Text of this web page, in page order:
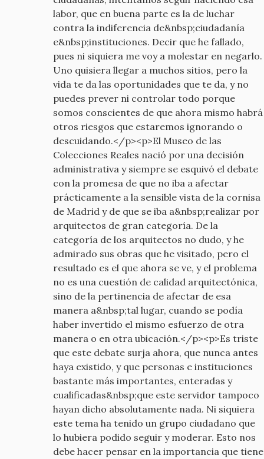
labor, que en buena parte es la de luchar
contra la indiferencia de&nbsp;ciudadanía
e&nbsp;instituciones. Decir que he fallado,
pues ni siquiera me voy a molestar en negarlo.
Uno quisiera llegar a muchos sitios, pero la
vida te da las oportunidades que te da, y no
puedes prever ni controlar todo porque
somos conscientes de que ahora mismo habrá
otros riesgos que estaremos ignorando o
descuidando.</p><p>El Museo de las
Colecciones Reales nació por una decisión
administrativa y siempre se esquivó el debate
con la promesa de que no iba a afectar
prácticamente a la sensible vista de la cornisa
de Madrid y de que se iba a&nbsp;realizar por
arquitectos de gran categoría. De la
categoría de los arquitectos no dudo, y he
admirado sus obras que he visitado, pero el
resultado es el que ahora se ve, y el problema
no es una cuestión de calidad arquitectónica,
sino de la pertinencia de afectar de esa
manera a&nbsp;tal lugar, cuando se podía
haber invertido el mismo esfuerzo de otra
manera o en otra ubicación.</p><p>Es triste
que este debate surja ahora, que nunca antes
haya existido, y que personas e instituciones
bastante más importantes, enteradas y
cualificadas&nbsp;que este servidor tampoco
hayan dicho absolutamente nada. Ni siquiera
este tema ha tenido un grupo ciudadano que
lo hubiera podido seguir y moderar. Esto nos
debe hacer pensar en la importancia que tiene